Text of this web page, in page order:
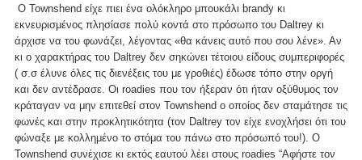
Ο Townshend είχε πιει ένα ολόκληρο μπουκάλι brandy κι
εκνευρισμένος πλησίασε πολύ κοντά στο πρόσωπο του Daltrey κι
άρχισε να του φωνάζει, λέγοντας «θα κάνεις αυτό που σου λένε». Αν
κι ο χαρακτήρας του Daltrey δεν σηκώνει τέτοιου είδους συμπεριφορές
( σ.σ έλυνε όλες τις διενέξεις του με γροθιές) έδωσε τόπο στην οργή
και δεν αντέδρασε. Οι roadies που τον ήξεραν ότι ήταν οξύθυμος τον
κράταγαν να μην επιτεθεί στον Townshend ο οποίος δεν σταμάτησε τις
φωνές και στην προκλητικότητα (τον Daltrey τον είχε ενοχλήσει ότι του
φώναξε με κολλημένο το στόμα του πάνω στο πρόσωπό του!). Ο
Townshend συνέχισε κι εκτός εαυτού λέει στους roadies “Αφήστε τον